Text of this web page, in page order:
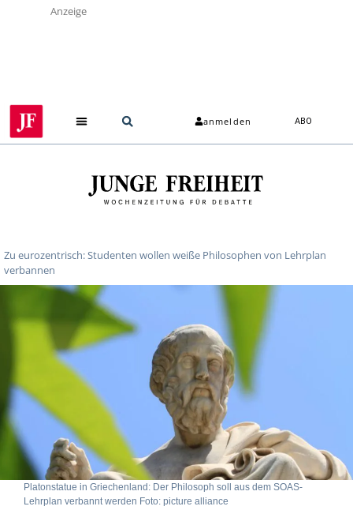
Anzeige
anmelden ABO
Zu eurozentrisch: Studenten wollen weiße Philosophen von Lehrplan
verbannen
Platonstatue in Griechenland: Der Philosoph soll aus dem SOAS-
Lehrplan verbannt werden Foto: picture alliance